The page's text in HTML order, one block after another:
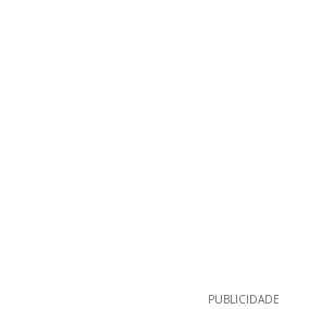
PUBLICIDADE